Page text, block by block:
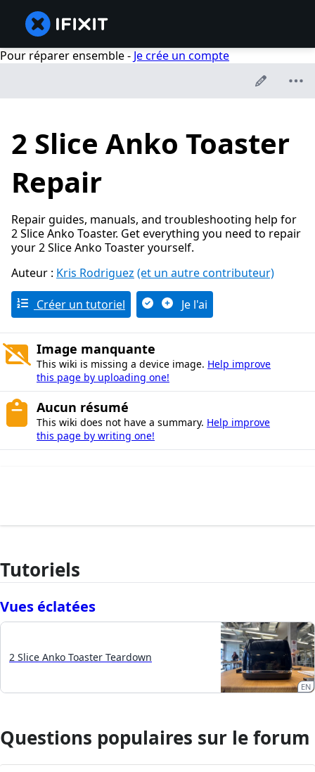
Pour réparer ensemble - Je crée un compte
2 Slice Anko Toaster
Repair
Repair guides, manuals, and troubleshooting help for
2 Slice Anko Toaster. Get everything you need to repair
your 2 Slice Anko Toaster yourself.
Auteur : Kris Rodriguez (et un autre contributeur)
Créer un tutoriel Je l'ai
Image manquante
This wiki is missing a device image. Help improve
this page by uploading one!
Aucun résumé
This wiki does not have a summary. Help improve
this page by writing one!
Tutoriels
Vues éclatées
2 Slice Anko Toaster Teardown
EN
Questions populaires sur le forum